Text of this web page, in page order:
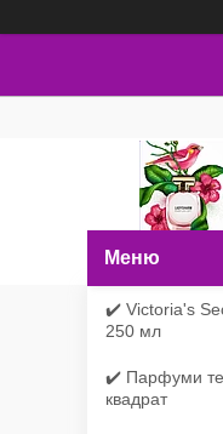
✔️ Victoria's
250 мл
✔️ Парфуми
квадрат